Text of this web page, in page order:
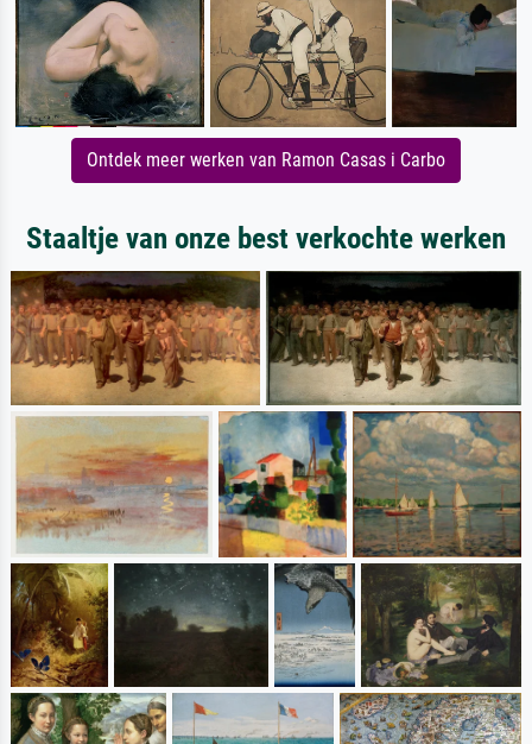
Ontdek meer werken van Ramon Casas i Carbo
Staaltje van onze best verkochte werken